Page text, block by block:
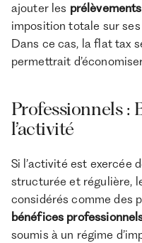
ajouter les
imposition totale sur
Dans ce cas, la flat tax
permettrait
Professionnels :
l’activité
Si l’activité est exercée
structurée et régulière,
considérés comme des
bénéfices
soumis à un régime